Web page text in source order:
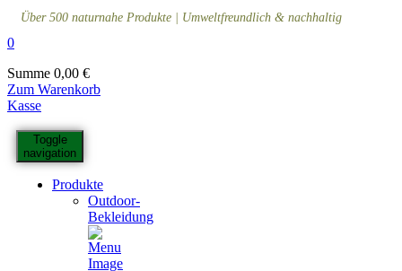
Über 500 naturnahe Produkte | Umweltfreundlich & nachhaltig
0
Summe 0,00 €
Zum Warenkorb
Kasse
Toggle
navigation
Produkte
Outdoor-
Bekleidung